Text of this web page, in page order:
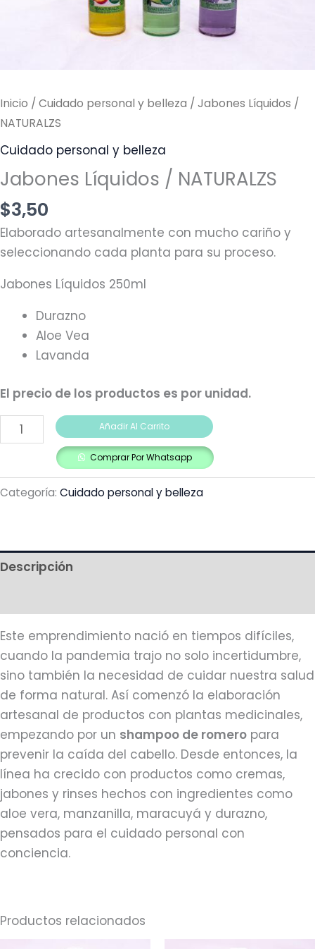
Inicio / Cuidado personal y belleza / Jabones Líquidos /
NATURALZS
Cuidado personal y belleza
Jabones Líquidos / NATURALZS
$3,50
Elaborado artesanalmente con mucho cariño y
seleccionando cada planta para su proceso.
Jabones Líquidos 250ml
Durazno
Aloe Vea
Lavanda
El precio de los productos es por unidad.
Añadir Al Carrito
Comprar Por Whatsapp
Categoría: Cuidado personal y belleza
Descripción
Este emprendimiento nació en tiempos difíciles,
cuando la pandemia trajo no solo incertidumbre,
sino también la necesidad de cuidar nuestra salud
de forma natural. Así comenzó la elaboración
artesanal de productos con plantas medicinales,
empezando por un shampoo de romero para
prevenir la caída del cabello. Desde entonces, la
línea ha crecido con productos como cremas,
jabones y rinses hechos con ingredientes como
aloe vera, manzanilla, maracuyá y durazno,
pensados para el cuidado personal con
conciencia.
Productos relacionados